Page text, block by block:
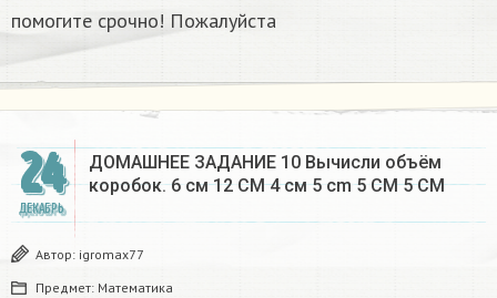
помогите срочно! Пожалуйста
24
ДЕКАБРЬ
ДОМАШНЕЕ ЗАДАНИЕ 10 Вычисли объём
коробок. 6 см 12 CM 4 см 5 cm 5 CM 5 CM​
Автор: igromax77
Предмет: Математика